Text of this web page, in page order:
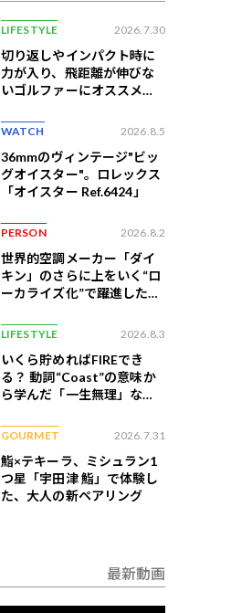
LIFESTYLE 2026.7.30
切り返しやインパクト時に
力が入り、飛距離が伸びな
いゴルファーにオススメの
WATCH 2026.8.5
36mmのヴィンテージ"ビッ
グオイスター"。ロレックス
「オイスター Ref.6424」
PERSON 2026.8.2
世界的空調メーカー「ダイ
キン」のさらに上をいく“ロ
ーカライズ化”で躍進したイ
LIFESTYLE 2026.8.3
いくら貯めればFIREでき
る？ 動詞“Coast”の意味か
ら学んだ「一生無理」な切
GOURMET 2026.7.31
鮨×テキーラ、ミシュラン1
つ星「宇田津 鮨」で体験し
た、大人の新ペアリング
最新動画